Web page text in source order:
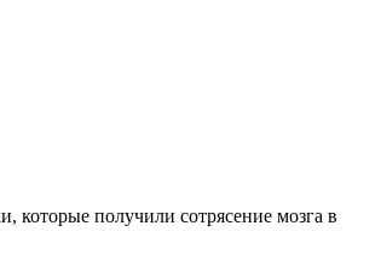
которые получили сотрясение мозга в